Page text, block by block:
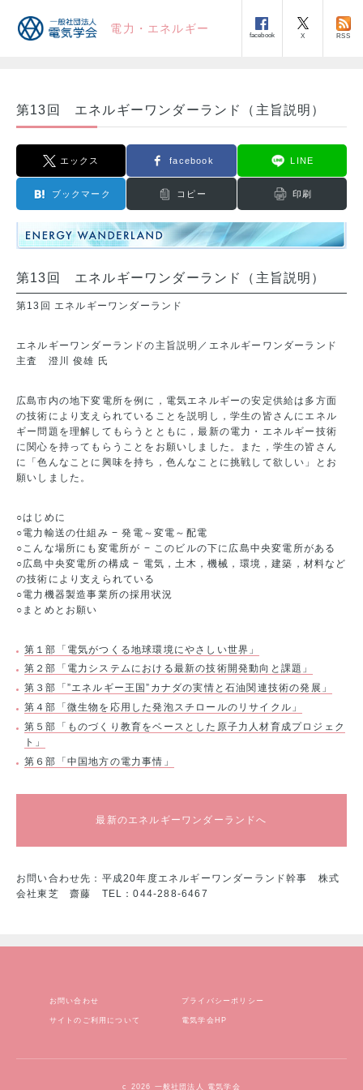
電力・エネルギー
facebook X RSS
第13回 エネルギーワンダーランド（主旨説明）
エックス facebook LINE
ブックマーク コピー 印刷
第13回 エネルギーワンダーランド（主旨説明）
第13回 エネルギーワンダーランド
エネルギーワンダーランドの主旨説明／エネルギーワンダーランド
主査 澄川 俊雄 氏
広島市内の地下変電所を例に，電気エネルギーの安定供給は多方面
の技術により支えられていることを説明し，学生の皆さんにエネル
ギー問題を理解してもらうとともに，最新の電力・エネルギー技術
に関心を持ってもらうことをお願いしました。また，学生の皆さん
に「色んなことに興味を持ち，色んなことに挑戦して欲しい」とお
願いしました。
○はじめに
○電力輸送の仕組み − 発電～変電～配電
○こんな場所にも変電所が − このビルの下に広島中央変電所がある
○広島中央変電所の構成 − 電気，土木，機械，環境，建築，材料など
の技術により支えられている
○電力機器製造事業所の採用状況
○まとめとお願い
第１部「電気がつくる地球環境にやさしい世界」
第２部「電力システムにおける最新の技術開発動向と課題」
第３部「”エネルギー王国”カナダの実情と石油関連技術の発展」
第４部「微生物を応用した発泡スチロールのリサイクル」
第５部「ものづくり教育をベースとした原子力人材育成プロジェク
ト」
第６部「中国地方の電力事情」
最新のエネルギーワンダーランドへ
お問い合わせ先：平成20年度エネルギーワンダーランド幹事 株式
会社東芝 齋藤 TEL：044-288-6467
お問い合わせ プライバシーポリシー
サイトのご利用について 電気学会HP
c 2026 一般社団法人 電気学会